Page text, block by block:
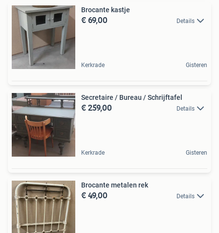
Brocante kastje
€ 69,00 Details
Kerkrade Gisteren
Secretaire / Bureau / Schrijftafel
€ 259,00 Details
Kerkrade Gisteren
Brocante metalen rek
€ 49,00 Details